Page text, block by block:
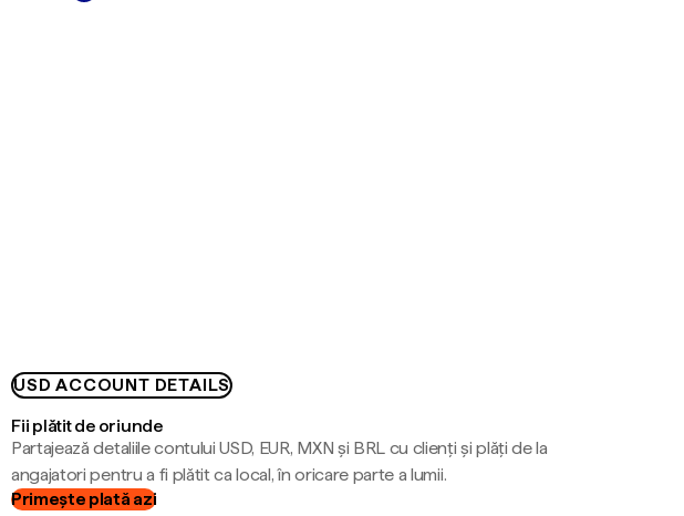
USD ACCOUNT DETAILS
Fii plătit de oriunde
Partajează detaliile contului USD, EUR, MXN și BRL cu clienți și plăți de la
angajatori pentru a fi plătit ca local, în oricare parte a lumii.
Primește plată azi